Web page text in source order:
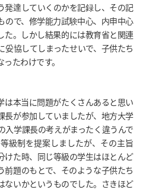
発達していくのかを記録し、その記
ので、修学能力試験中心、内申中心
た。しかし結果的には教育省と関連
協してしまったせいで、子供たち
たわけです。
は本当に問題がたくさんあると思い
長が参加していましたが、地方大学
入学課長の考えがまったく違うんで
級制を提案しましたが、その主旨
けた時、同じ等級の学生はほとんど
前題のもとで、そのような子供たち
ないかというものでした。さきほど